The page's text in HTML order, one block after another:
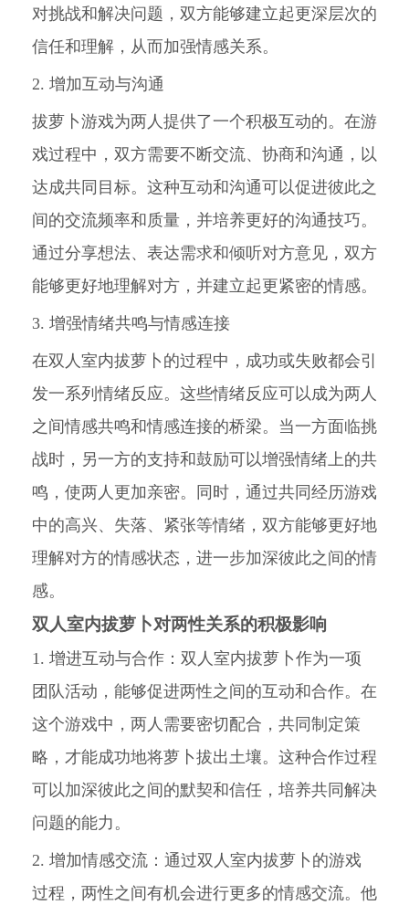
对挑战和解决问题，双方能够建立起更深层次的
信任和理解，从而加强情感关系。
2. 增加互动与沟通
拔萝卜游戏为两人提供了一个积极互动的。在游
戏过程中，双方需要不断交流、协商和沟通，以
达成共同目标。这种互动和沟通可以促进彼此之
间的交流频率和质量，并培养更好的沟通技巧。
通过分享想法、表达需求和倾听对方意见，双方
能够更好地理解对方，并建立起更紧密的情感。
3. 增强情绪共鸣与情感连接
在双人室内拔萝卜的过程中，成功或失败都会引
发一系列情绪反应。这些情绪反应可以成为两人
之间情感共鸣和情感连接的桥梁。当一方面临挑
战时，另一方的支持和鼓励可以增强情绪上的共
鸣，使两人更加亲密。同时，通过共同经历游戏
中的高兴、失落、紧张等情绪，双方能够更好地
理解对方的情感状态，进一步加深彼此之间的情
感。
双人室内拔萝卜对两性关系的积极影响
1. 增进互动与合作：双人室内拔萝卜作为一项
团队活动，能够促进两性之间的互动和合作。在
这个游戏中，两人需要密切配合，共同制定策
略，才能成功地将萝卜拔出土壤。这种合作过程
可以加深彼此之间的默契和信任，培养共同解决
问题的能力。
2. 增加情感交流：通过双人室内拔萝卜的游戏
过程，两性之间有机会进行更多的情感交流。他